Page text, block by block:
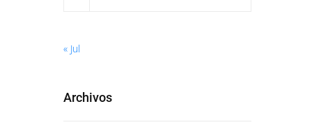
« Jul
Archivos